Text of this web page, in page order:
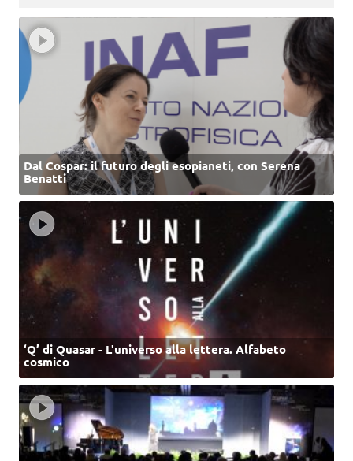
Dal Cospar: il futuro degli esopianeti, con Serena
Benatti
‘Q’ di Quasar - L'universo alla lettera. Alfabeto
cosmico